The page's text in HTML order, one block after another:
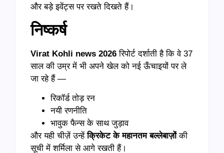
और बड़े इवेंट्स पर रखते दिखते हैं।
निष्कर्ष
Virat Kohli news 2026 रिपोर्ट दर्शाती है कि वे 37
साल की उम्र में भी अपने खेल को नई ऊँचाइयों पर ले
जा रहे हैं —
रिकॉर्ड तोड़ रन
नयी रणनीति
भावुक फैन्स के साथ जुड़ाव
और यही चीज़ें उन्हेंक्रिकेट के महानतम बल्लेबाज़ोंकी
सूची में शर्मिला से आगे रखती हैं।